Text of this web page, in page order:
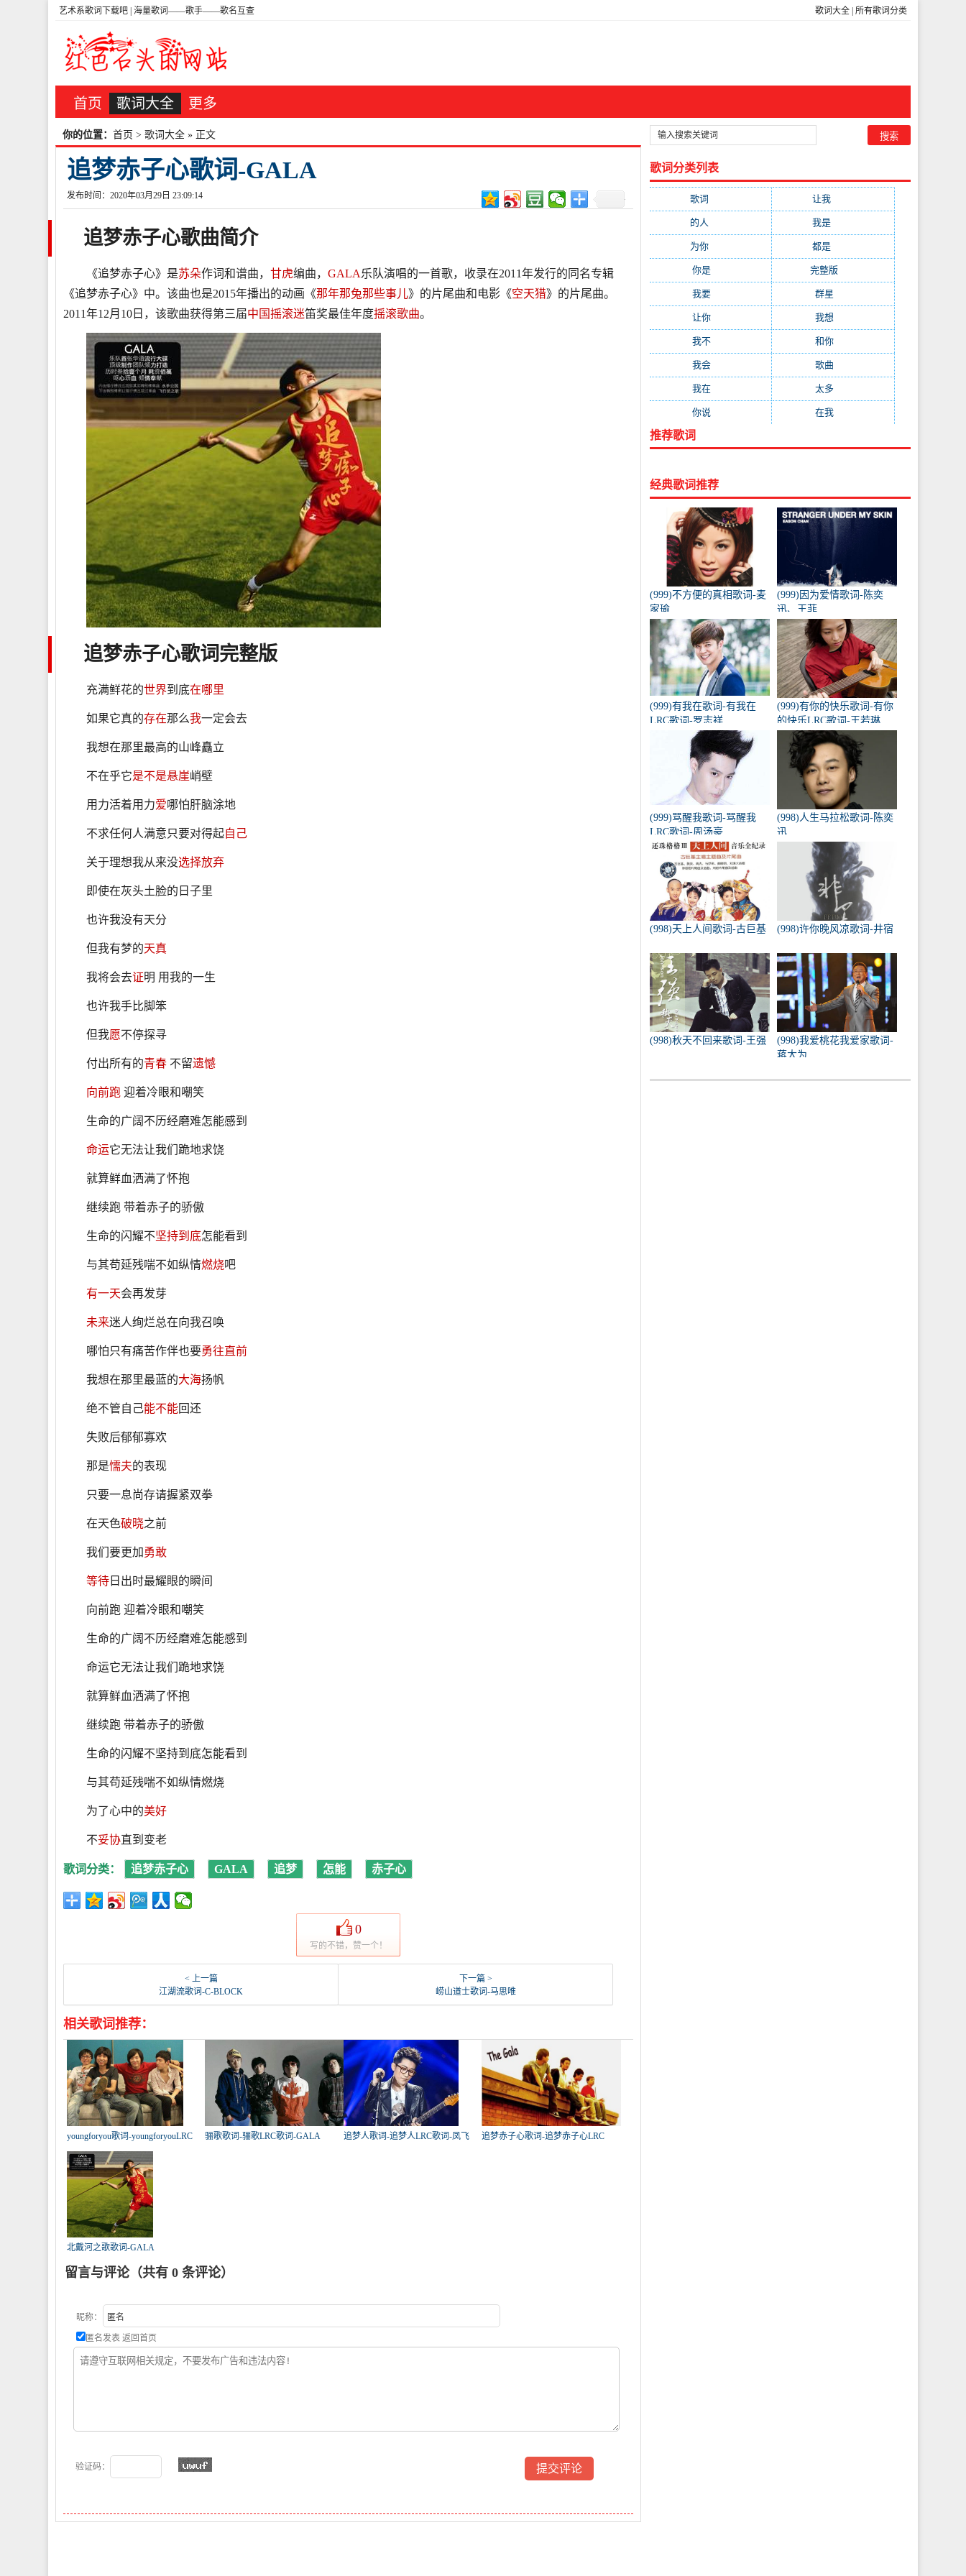
歌词大全 所有歌词分类
艺术系歌词下载吧 | 海量歌词——歌手——歌名互查
首页 歌词大全 更多
你的位置： 首页 > 歌词大全 » 正文
追梦赤子心歌词-GALA
发布时间：2020年03月29日 23:09:14
追梦赤子心歌曲简介
《追梦赤子心》是苏朵作词和谱曲， 甘虎编曲， GALA乐队演唱的一首歌，收录在2011年发行的同名专辑
《追梦赤子心》中。该曲也是2015年播出的动画《那年那兔那些事儿》的片尾曲和电影《空天猎》的片尾曲。
2011年12月10日，该歌曲获得第三届中国摇滚迷笛奖最佳年度摇滚歌曲。
追梦赤子心歌词完整版
充满鲜花的世界到底在哪里
如果它真的存在那么我一定会去
我想在那里最高的山峰矗立
不在乎它是不是悬崖峭壁
用力活着用力爱哪怕肝脑涂地
不求任何人满意只要对得起自己
关于理想我从来没选择放弃
即使在灰头土脸的日子里
也许我没有天分
但我有梦的天真
我将会去证明 用我的一生
也许我手比脚笨
但我愿不停探寻
付出所有的青春 不留遗憾
向前跑 迎着冷眼和嘲笑
生命的广阔不历经磨难怎能感到
命运它无法让我们跪地求饶
就算鲜血洒满了怀抱
继续跑 带着赤子的骄傲
生命的闪耀不坚持到底怎能看到
与其苟延残喘不如纵情燃烧吧
有一天会再发芽
未来迷人绚烂总在向我召唤
哪怕只有痛苦作伴也要勇往直前
我想在那里最蓝的大海扬帆
绝不管自己能不能回还
失败后郁郁寡欢
那是懦夫的表现
只要一息尚存请握紧双拳
在天色破晓之前
我们要更加勇敢
等待 日出时最耀眼的瞬间
向前跑 迎着冷眼和嘲笑
生命的广阔不历经磨难怎能感到
命运它无法让我们跪地求饶
就算鲜血洒满了怀抱
继续跑 带着赤子的骄傲
生命的闪耀不坚持到底怎能看到
与其苟延残喘不如纵情燃烧
为了心中的美好
不妥协直到变老
歌词分类： 追梦赤子心 GALA 追梦 怎能 赤子心
0
写的不错，赞一个！
< 上一篇
江湖流歌词-C-BLOCK
下一篇 >
崂山道士歌词-马思唯
相关歌词推荐：
youngforyou歌词-youngforyouLRC
歌
骊歌歌词-骊歌LRC歌词-GALA
追梦人歌词-追梦人LRC歌词-凤飞
追梦赤子心歌词-追梦赤子心LRC
北戴河之歌歌词-GALA
留言与评论（共有 0 条评论）
昵称：
匿名发表 返回首页
验证码：
歌词分类列表
歌词 让我
的人 我是
为你(111) 都是
你是 完整版
我要 群星
让你 我想
我不 和你(80)
我会 歌曲
我在 太多
你说 在我(64)
推荐歌词
经典歌词推荐
(999)不方便的真相歌词-麦
家瑜
(999)因为爱情歌词-陈奕
迅、王菲
(999)有我在歌词-有我在
LRC歌词-罗志祥
(999)有你的快乐歌词-有你
的快乐LRC歌词-王若琳
(999)骂醒我歌词-骂醒我
LRC歌词-周汤豪
(998)人生马拉松歌词-陈奕
迅
(998)天上人间歌词-古巨基 (998)许你晚风凉歌词-井宿
(998)秋天不回来歌词-王强
(998)我爱桃花我爱家歌词-
蒋大为